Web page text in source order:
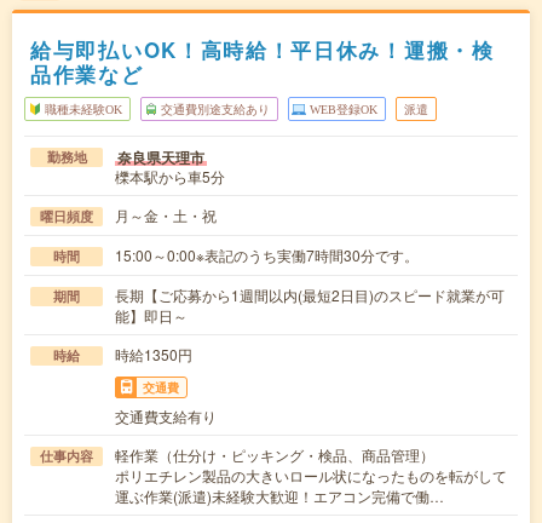
給与即払いOK！高時給！平日休み！運搬・検
品作業など
職種未経験OK 交通費別途支給あり WEB登録OK 派遣
勤務地 奈良県天理市
櫟本駅から車5分
曜日頻度 月～金・土・祝
時間 15:00～0:00※表記のうち実働7時間30分です。
期間
長期【ご応募から1週間以内(最短2日目)のスピード就業が可
能】即日～
時給 時給1350円
交通費
交通費支給有り
仕事内容
軽作業（仕分け・ピッキング・検品、商品管理）
ポリエチレン製品の大きいロール状になったものを転がして
運ぶ作業(派遣)未経験大歓迎！エアコン完備で働…